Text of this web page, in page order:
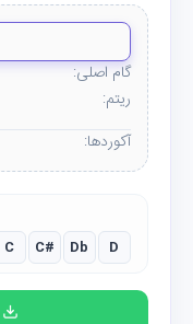
گام اصلی:
ریتم:
آکوردها:
C C# Db D